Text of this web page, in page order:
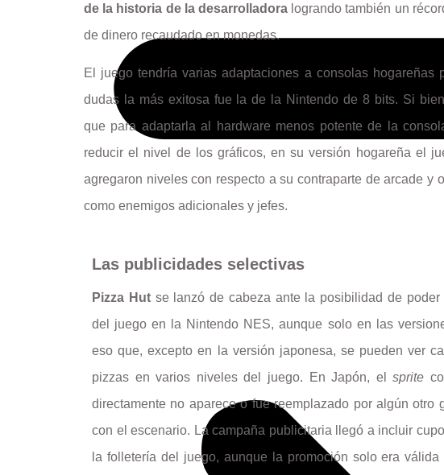
de la historia de la desarrolladoralogrando también un
de dinero recaudado en monedas.
El juego tendría varias adaptaciones a consolas hogareñas
dudas la más exitosa fue la de la Nintendo de 8 bits. Si
que para adaptarla al hardware menos potente de la
reducir el nivel de los gráficos, en su versión hogareña el
agregaron niveles con respecto a su contraparte de arcade y
como enemigos adicionales y jefes.
Las publicidades selectivas
Pizza Hutse lanzó de cabeza ante la posibilidad de poder
del juego en la Nintendo NES, aunque solo en las
eso que, excepto en la versión japonesa, se pueden ver
pizzas en varios niveles del juego. En Japón, elsprite
directamente no aparece o fue reemplazado por algún otro
con el escenario. La campaña publicitaria llegó a incluir
la folletería del juego, aunque la promoción solo era